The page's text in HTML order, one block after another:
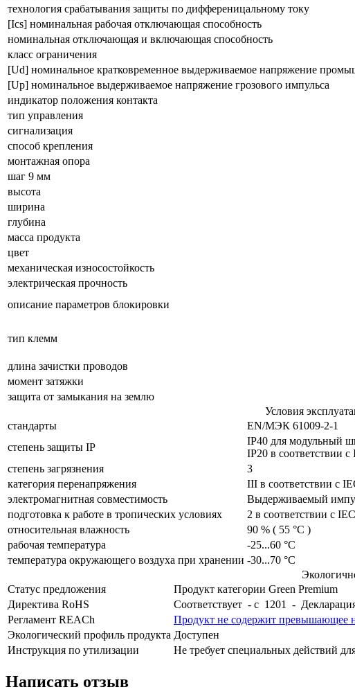
технология срабатывания защиты по дифференицальному току
[Ics] номинальная рабочая отключающая способность
номинальная отключающая и включающая способность
класс ограничения
[Ud] номинальное кратковременное выдерживаемое напряжение
[Up] номинальное выдерживаемое напряжение грозового импульса
индикатор положения контакта
тип управления
сигнализация
способ крепления
монтажная опора
шаг 9 мм
высота
ширина
глубина
масса продукта
цвет
механическая износостойкость
электрическая прочность
описание параметров блокировки
тип клемм
длина зачистки проводов
момент затяжки
защита от замыкания на землю
Условия
стандарты
EN/МЭК 61009-2-1
cтепень защиты IP
IP40 для модульный
IP20 в соответствии
степень загрязнения
3
категория перенапряжения
III в соответствии с
электромагнитная совместимость
Выдерживаемый
подготовка к работе в тропических условиях
2 в соответствии с
относительная влажность
90 % ( 55 °C )
рабочая температура
-25...60 °C
температура окружающего воздуха при хранении -30...70 °C
Статус предложения
Продукт категории Green Premium
Директива RoHS
Соответствует - с 1201 -
Регламент REACh
Продукт не содержит превышающее
Экологический профиль продукта Доступен
Инструкция по утилизации
Не требует специальных действий
Написать отзыв